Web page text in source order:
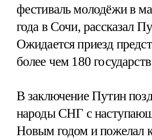
фестиваль молодёжи в
года в Сочи, рассказал
Ожидается приезд
более чем 180
В заключение Путин
народы СНГ с
Новым годом и пожелал